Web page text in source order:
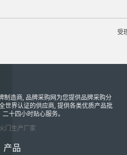
受
制造商, 品牌采购网为您提供品牌采购分
世界认证的供应商, 提供各类优质产品批
十四小时贴心服务。
门生产厂家
产品